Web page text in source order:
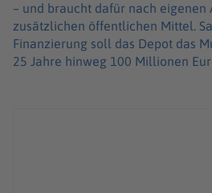
– und braucht dafür nach eigenen
zusätzlichen öffentlichen Mittel.
Finanzierung soll das Depot das
25 Jahre hinweg 100 Millionen